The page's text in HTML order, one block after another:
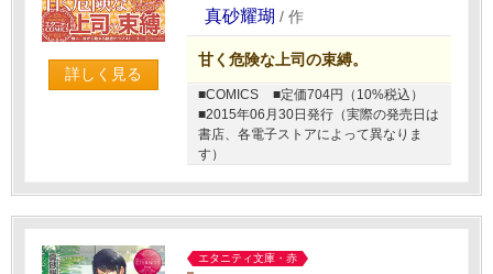
詳しく見る
真砂耀瑚 / 作
甘く危険な上司の束縛。
■COMICS
■定価704円（10%税込）
■2015年06月30日発行（実際の発売日は
書店、各電子ストアによって異なりま
す）
エタニティ文庫・赤